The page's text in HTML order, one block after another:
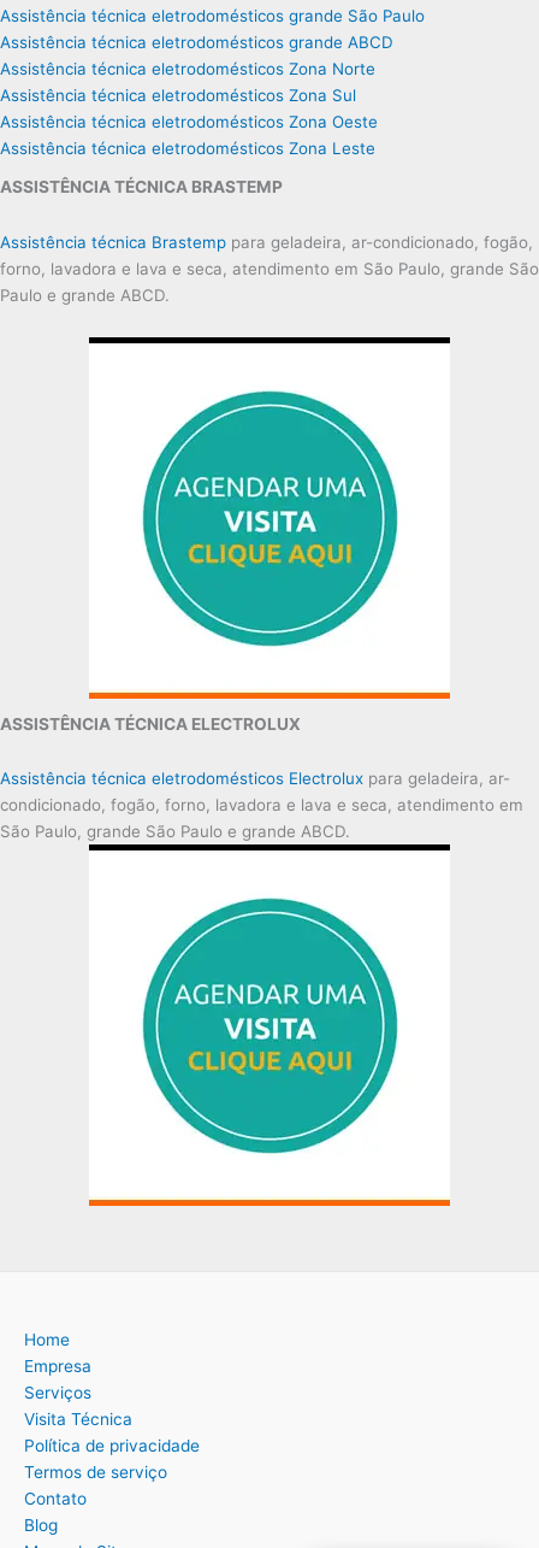
Assistência técnica eletrodomésticos grande São Paulo
Assistência técnica eletrodomésticos grande ABCD
Assistência técnica eletrodomésticos Zona Norte
Assistência técnica eletrodomésticos Zona Sul
Assistência técnica eletrodomésticos Zona Oeste
Assistência técnica eletrodomésticos Zona Leste
ASSISTÊNCIA TÉCNICA BRASTEMP
Assistência técnica Brastemp para geladeira, ar-condicionado, fogão,
forno, lavadora e lava e seca, atendimento em São Paulo, grande São
Paulo e grande ABCD.
ASSISTÊNCIA TÉCNICA ELECTROLUX
Assistência técnica eletrodomésticos Electrolux para geladeira, ar-
condicionado, fogão, forno, lavadora e lava e seca, atendimento em
São Paulo, grande São Paulo e grande ABCD.
Home
Empresa
Serviços
Visita Técnica
Política de privacidade
Termos de serviço
Contato
Blog